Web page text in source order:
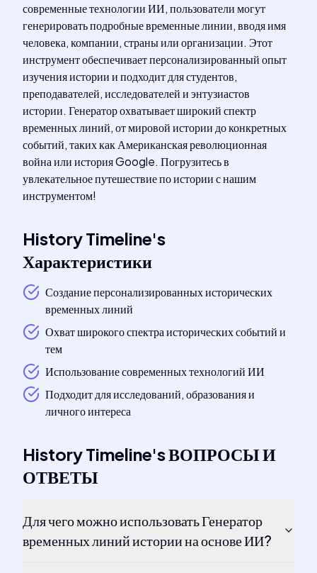
современные технологии ИИ, пользователи могут
генерировать подробные временные линии, вводя имя
человека, компании, страны или организации. Этот
инструмент обеспечивает персонализированный опыт
изучения истории и подходит для студентов,
преподавателей, исследователей и энтузиастов
истории. Генератор охватывает широкий спектр
временных линий, от мировой истории до конкретных
событий, таких как Американская революционная
война или история Google. Погрузитесь в
увлекательное путешествие по истории с нашим
инструментом!
History Timeline's
Характеристики
Создание персонализированных исторических
временных линий
Охват широкого спектра исторических событий и
тем
Использование современных технологий ИИ
Подходит для исследований, образования и
личного интереса
History Timeline'sВОПРОСЫ И
ОТВЕТЫ
Для чего можно использовать Генератор
временных линий истории на основе ИИ?